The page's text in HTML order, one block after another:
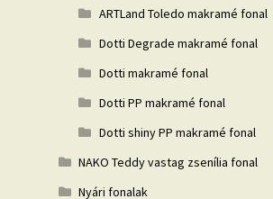
ARTLand Toledo makramé fonal
Dotti Degrade makramé fonal
Dotti makramé fonal
Dotti PP makramé fonal
Dotti shiny PP makramé fonal
NAKO Teddy vastag zsenília fonal
Nyári fonalak